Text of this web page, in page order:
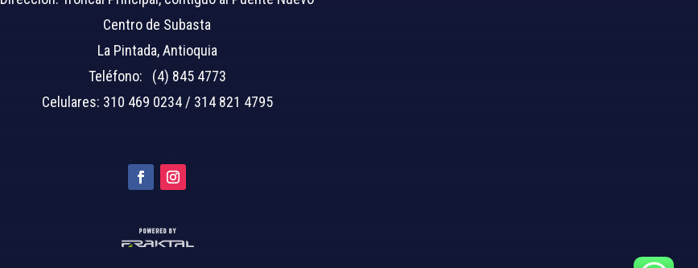
Centro de Subasta
La Pintada, Antioquia
Teléfono: (4) 845 4773
Celulares: 310 469 0234 / 314 821 4795